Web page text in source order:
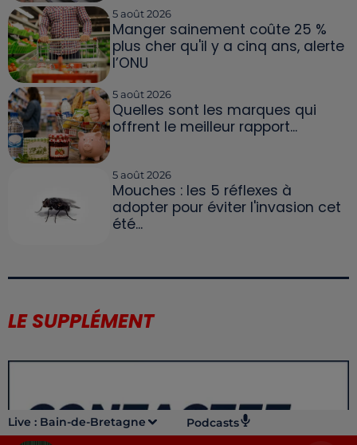
Live : Bain-de-Bretagne Podcasts
5 août 2026
Manger sainement coûte 25 %
plus cher qu'il y a cinq ans, alerte
l’ONU
5 août 2026
Quelles sont les marques qui
offrent le meilleur rapport...
5 août 2026
Mouches : les 5 réflexes à
adopter pour éviter l'invasion cet
été...
LE SUPPLÉMENT